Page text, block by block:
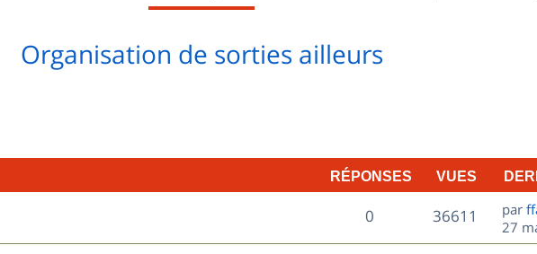
Organisation de sorties ailleurs
RÉPONSES VUES
0R
é
36611
u
D
e
r
par
27